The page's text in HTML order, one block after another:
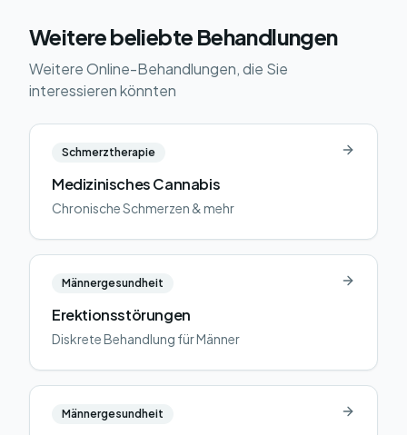
Weitere beliebte Behandlungen
Weitere Online-Behandlungen, die Sie
interessieren könnten
Schmerztherapie
Medizinisches Cannabis
Chronische Schmerzen & mehr
Männergesundheit
Erektionsstörungen
Diskrete Behandlung für Männer
Männergesundheit